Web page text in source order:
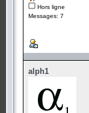
Hors ligne
Messages: 7
alph1